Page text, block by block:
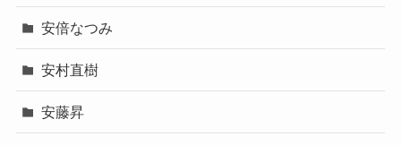
安倍なつみ
安村直樹
安藤昇